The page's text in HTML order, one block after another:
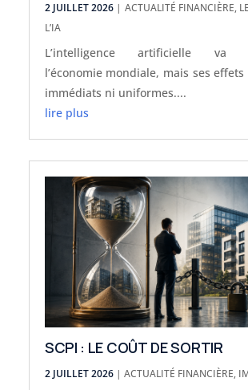
2 JUILLET 2026 | ACTUALITÉ FINANCIÈRE,
L’IA
L’intelligence artificielle va
l’économie mondiale, mais ses
immédiats ni uniformes....
lire plus
SCPI : LE COÛT DE SORTIR
2 JUILLET 2026| ACTUALITÉ FINANCIÈRE,